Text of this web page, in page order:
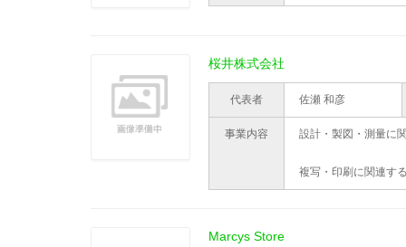
桜井株式会社
代表者 佐瀬 和彦
事業内容 設計・製図・測量に
複写・印刷に関連す
Marcys Store